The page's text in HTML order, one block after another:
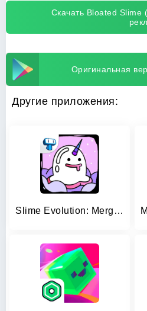
Скачать Bloated
Оригинальная
Другие приложения:
Slime Evolution: Merge ASMR